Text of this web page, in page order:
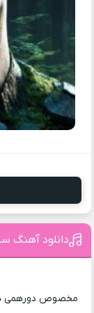
دانلود آهنگ
مخصوص دورهمی